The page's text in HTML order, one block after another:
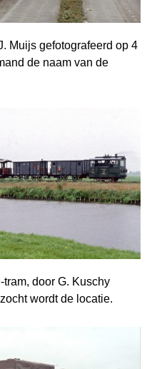
Muijs gefotografeerd op 4
de naam van de
door G. Kuschy
wordt de locatie.